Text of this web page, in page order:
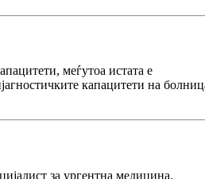
меѓутоа истата е
капацитети на
за ургентна медицина.